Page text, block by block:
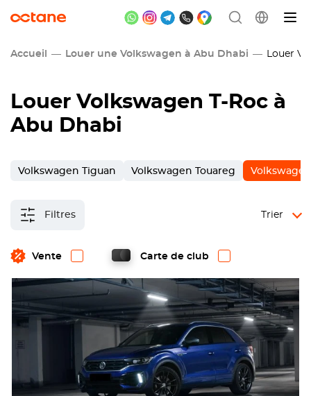
Accueil Louer une Volkswagen à Abu Dhabi Louer
Louer Volkswagen T-Roc à
Abu Dhabi
Volkswagen Tiguan Volkswagen Touareg
Filtres
Vente Carte de club
Trier